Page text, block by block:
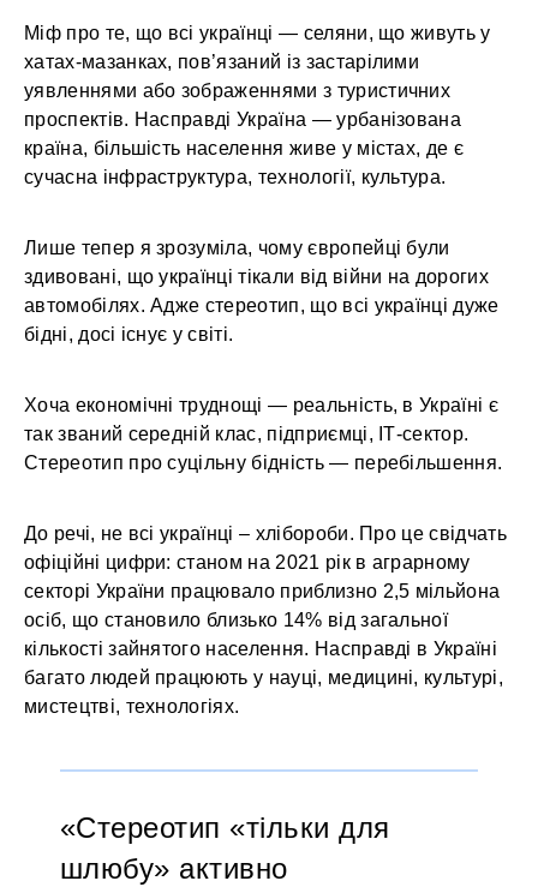
Міф про те, що всі українці — селяни, що живуть у
хатах-мазанках, пов’язаний із застарілими
уявленнями або зображеннями з туристичних
проспектів. Насправді Україна — урбанізована
країна, більшість населення живе у містах, де є
сучасна інфраструктура, технології, культура.
Лише тепер я зрозуміла, чому європейці були
здивовані, що українці тікали від війни на дорогих
автомобілях. Адже стереотип, що всі українці дуже
бідні, досі існує у світі.
Хоча економічні труднощі — реальність, в Україні є
так званий середній клас, підприємці, ІТ-сектор.
Стереотип про суцільну бідність — перебільшення.
До речі, не всі українці – хлібороби. Про це свідчать
офіційні цифри: станом на 2021 рік в аграрному
секторі України працювало приблизно 2,5 мільйона
осіб, що становило близько 14% від загальної
кількості зайнятого населення. Насправді в Україні
багато людей працюють у науці, медицині, культурі,
мистецтві, технологіях.
Стереотип «тільки для
шлюбу» активно